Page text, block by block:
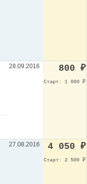
28.09.2016 800 ₽
Старт: 1 000 ₽
27.08.2016 4 050 ₽
Старт: 2 500 ₽